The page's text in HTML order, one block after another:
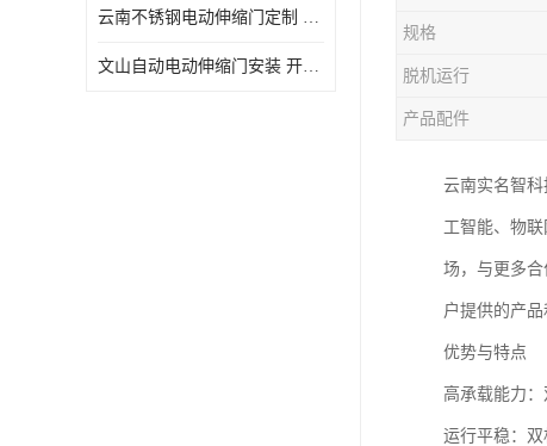
云南不锈钢电动伸缩门定制 自动化操作
文山自动电动伸缩门安装 开启后占用空间小
规格
脱机运行
产品配件
云南实名智
工智能、物
场，与更多
户提供的产品
优势与特点
高承载能力
运行平稳：双